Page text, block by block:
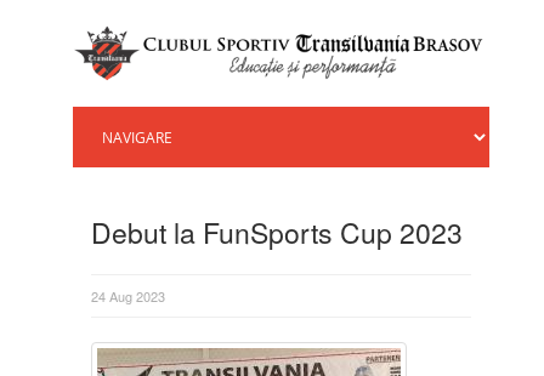
Debut la FunSports Cup 2023
24 Aug 2023